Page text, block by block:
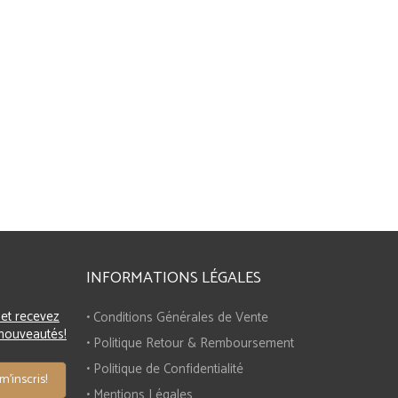
recevez
INFORMATIONS LÉGALES
• Conditions Générales de Vente
• Politique Retour & Remboursement
• Politique de Confidentialité